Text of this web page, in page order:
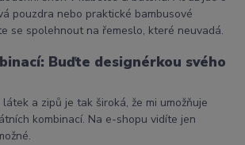
pouzdra nebo praktické bambusové
se spolehnout na řemeslo, které neuvadá.
Buďte designérkou svého
a zipů je tak široká, že mi umožňuje
kombinací. Na e-shopu vidíte jen